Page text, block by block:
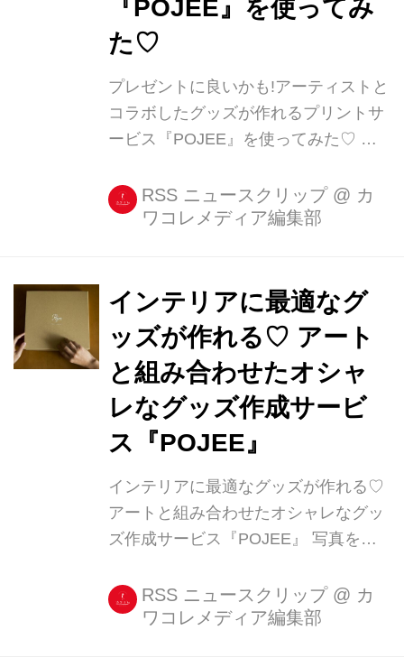
『POJEE』を使ってみ
た♡
プレゼントに良いかも!アーティストと
コラボしたグッズが作れるプリントサ
ービス『POJEE』を使ってみた♡ 自
ラボしたグッズが作れるサービス
『POJEE(ポージー)』をさっそく使っ
『POJEE』アプリを使って、何のグッ
ズを作るの [...]
RSS ニュースクリップ @ カ
ワコレメディア編集部
インテリアに最適なグ
ッズが作れる♡ アート
と組み合わせたオシャ
レなグッズ作成サービ
ス『POJEE』
インテリアに最適なグッズが作れる♡
アートと組み合わせたオシャレなグッ
ズ作成サービス『POJEE』 写真を
するサービスは数々ありましたが、イ
ンスタグラマーやアーティストとコラ
RSS ニュースクリップ @ カ
ワコレメディア編集部